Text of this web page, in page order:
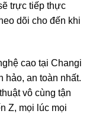
trực tiếp thực
dõi cho đến khi
cao tại Changi
hảo, an toàn nhất.
vô cùng tận
Z, mọi lúc mọi